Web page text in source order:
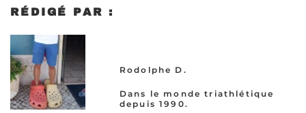
RÉDIGÉ PAR :
Rodolphe D.
Dans le monde triathlétique
depuis 1990.